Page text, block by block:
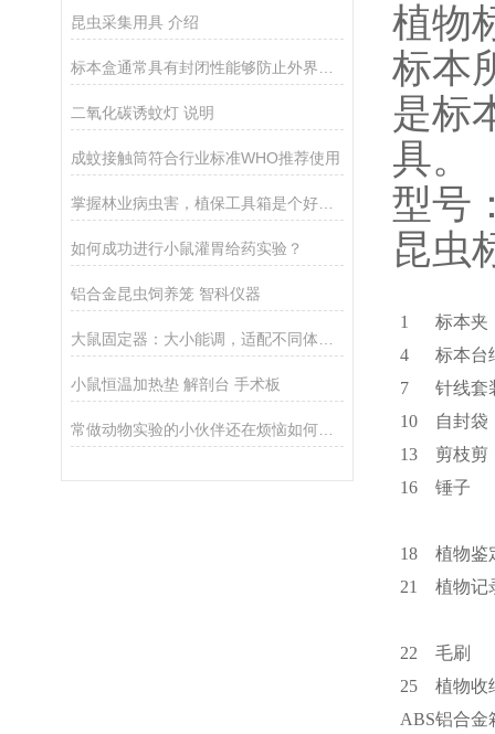
昆虫采集用具 介绍
二氧化碳诱蚊灯 说明
成蚊接触筒符合行业标准WHO推荐使用
掌握林业病虫害，植保工具箱是个好帮手
如何成功进行小鼠灌胃给药实验？
铝合金昆虫饲养笼 智科仪器
小鼠恒温加热垫 解剖台 手术板
常做动物实验的小伙伴还在烦恼如何麻醉小动物吗？
植物
标本
是标
具。
型号
昆虫
1
标本夹
4
标本台
7
针线套
10
自封袋
13
剪枝剪
16
锤子
18
植物鉴
21
植物记
22
毛刷
25
植物收
ABS铝合金